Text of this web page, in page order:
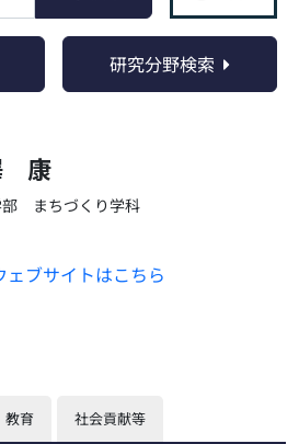
研究分野検索
康
部 まちづくり学科
ェブサイトはこちら
教育 社会貢献等